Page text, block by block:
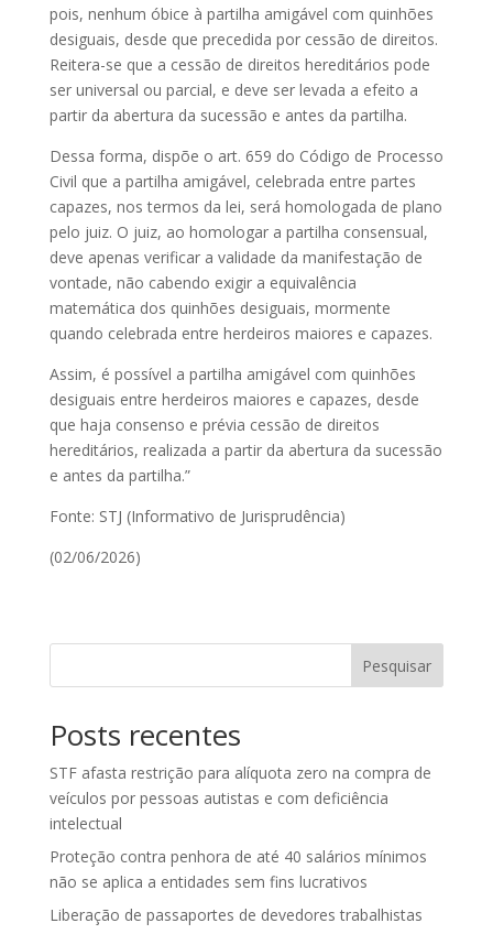
pois, nenhum óbice à partilha amigável com quinhões
desiguais, desde que precedida por cessão de direitos.
Reitera-se que a cessão de direitos hereditários pode
ser universal ou parcial, e deve ser levada a efeito a
partir da abertura da sucessão e antes da partilha.
Dessa forma, dispõe o art. 659 do Código de Processo
Civil que a partilha amigável, celebrada entre partes
capazes, nos termos da lei, será homologada de plano
pelo juiz. O juiz, ao homologar a partilha consensual,
deve apenas verificar a validade da manifestação de
vontade, não cabendo exigir a equivalência
matemática dos quinhões desiguais, mormente
quando celebrada entre herdeiros maiores e capazes.
Assim, é possível a partilha amigável com quinhões
desiguais entre herdeiros maiores e capazes, desde
que haja consenso e prévia cessão de direitos
hereditários, realizada a partir da abertura da sucessão
e antes da partilha.”
Fonte: STJ (Informativo de Jurisprudência)
(02/06/2026)
Pesquisar
Posts recentes
STF afasta restrição para alíquota zero na compra de
veículos por pessoas autistas e com deficiência
intelectual
Proteção contra penhora de até 40 salários mínimos
não se aplica a entidades sem fins lucrativos
Liberação de passaportes de devedores trabalhistas